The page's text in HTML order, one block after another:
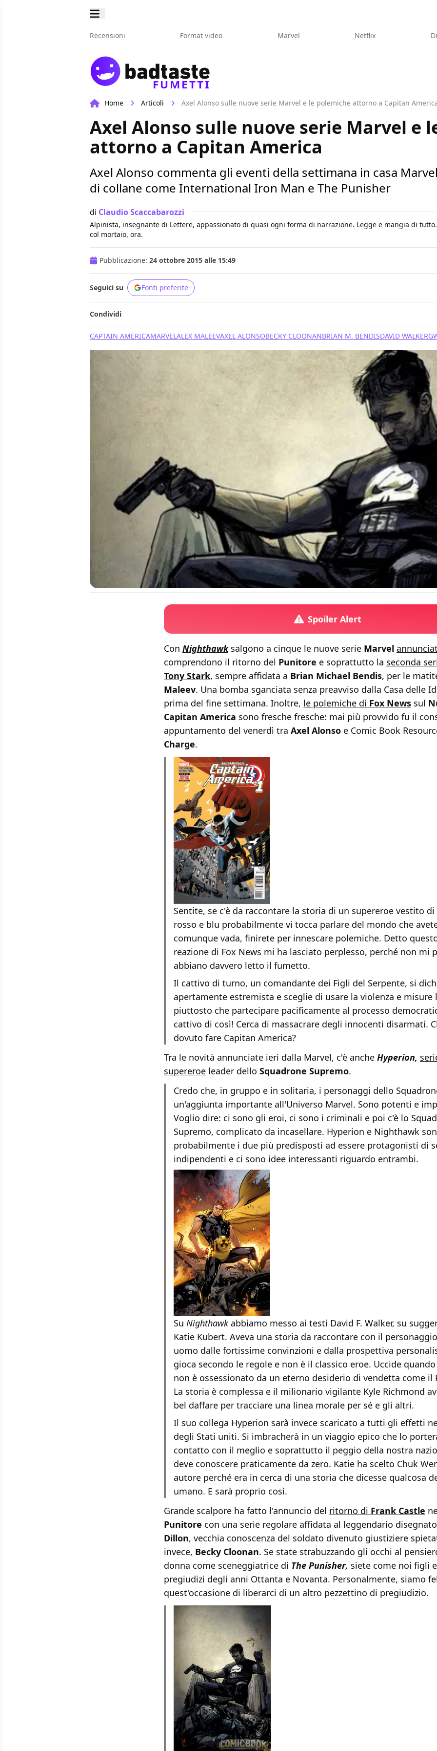
Recensioni Format video Marvel Netflix
FUMETTI
Home Articoli Axel Alonso sulle nuove serie Marvel e le polemiche attorno a Capitan
Axel Alonso sulle nuove serie Marvel e
attorno a Capitan America
Axel Alonso commenta gli eventi della settimana in casa
di collane come International Iron Man e The Punisher
di Claudio Scaccabarozzi
Alpinista, insegnante di Lettere, appassionato di quasi ogni forma di narrazione. Legge e mangia di
col mortaio, ora.
Pubblicazione: 24 ottobre 2015 alle 15:49
Seguici su Fonti preferite
Condividi
CAPTAIN AMERICAMARVELALEX MALEEVAXEL ALONSOBECKY CLOONANBRIAN M. BENDISDAVID WALKER
Spoiler Alert
Con Nighthawksalgono a cinque le nuove serie Marvel
comprendono il ritorno del Punitore e soprattutto la seconda
Tony Stark, sempre affidata a Brian Michael Bendis, per le
Maleev. Una bomba sganciata senza preavviso dalla Casa delle
prima del fine settimana. Inoltre, le polemiche di Fox News sul
Capitan America sono fresche fresche: mai più provvido fu il
appuntamento del venerdì tra Axel Alonso e Comic Book
Charge.
Sentite, se c'è da raccontare la storia di un supereroe vestito di
rosso e blu probabilmente vi tocca parlare del mondo che
comunque vada, finirete per innescare polemiche. Detto
reazione di Fox News mi ha lasciato perplesso, perché non mi
abbiano davvero letto il fumetto.
Il cattivo di turno, un comandante dei Figli del Serpente, si
apertamente estremista e sceglie di usare la violenza e misure
piuttosto che partecipare pacificamente al processo
cattivo di così! Cerca di massacrare degli innocenti disarmati.
dovuto fare Capitan America?
Tra le novità annunciate ieri dalla Marvel, c'è anche Hyperion,
supereroe leader dello Squadrone Supremo.
Credo che, in gruppo e in solitaria, i personaggi dello
un'aggiunta importante all'Universo Marvel. Sono potenti e
Voglio dire: ci sono gli eroi, ci sono i criminali e poi c'è lo
Supremo, complicato da incasellare. Hyperion e Nighthawk
probabilmente i due più predisposti ad essere protagonisti di
indipendenti e ci sono idee interessanti riguardo entrambi.
Su Nighthawkabbiamo messo ai testi David F. Walker, su
Katie Kubert. Aveva una storia da raccontare con il
uomo dalle fortissime convinzioni e dalla prospettiva
gioca secondo le regole e non è il classico eroe. Uccide
non è ossessionato da un eterno desiderio di vendetta come il
La storia è complessa e il milionario vigilante Kyle Richmond
bel daffare per tracciare una linea morale per sé e gli altri.
Il suo collega Hyperion sarà invece scaricato a tutti gli effetti
degli Stati uniti. Si imbracherà in un viaggio epico che lo
contatto con il meglio e soprattutto il peggio della nostra
deve conoscere praticamente da zero. Katie ha scelto Chuk
autore perché era in cerca di una storia che dicesse qualcosa
umano. E sarà proprio così.
Grande scalpore ha fatto l'annuncio del ritorno di Frank Castle
Punitore con una serie regolare affidata al leggendario
Dillon, vecchia conoscenza del soldato divenuto giustiziere
invece, Becky Cloonan. Se state strabuzzando gli occhi al
donna come sceneggiatrice di The Punisher, siete come noi figli
pregiudizi degli anni Ottanta e Novanta. Personalmente, siamo
quest'occasione di liberarci di un altro pezzettino di pregiudizio.